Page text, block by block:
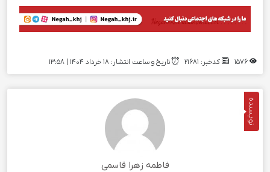
کدخبر: 21681 تاریخ و ساعت انتشار: ۱۸ خرداد ۱۴۰۴ | 13:58
نویسنده
فاطمه زهرا قاسمی